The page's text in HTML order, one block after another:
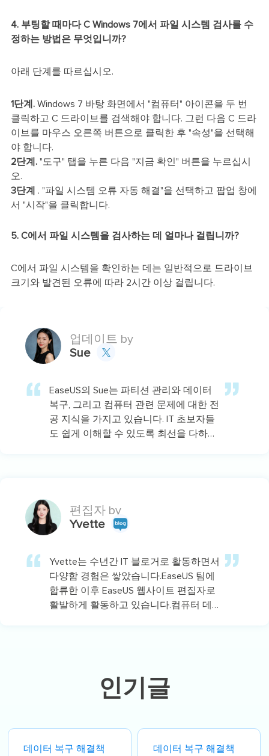
4. 부팅할 때마다 C Windows 7에서 파일 시스템 검사를 수
정하는 방법은 무엇입니까?
아래 단계를 따르십시오.
1단계.Windows 7 바탕 화면에서 "컴퓨터" 아이콘을 두 번
클릭하고 C 드라이브를 검색해야 합니다. 그런 다음 C 드라
이브를 마우스 오른쪽 버튼으로 클릭한 후 "속성"을 선택해
야 합니다.
2단계."도구" 탭을 누른 다음 "지금 확인" 버튼을 누르십시
오.
3단계
. "파일 시스템 오류 자동 해결"을 선택하고 팝업 창에
서 "시작"을 클릭합니다.
5. C에서 파일 시스템을 검사하는 데 얼마나 걸립니까?
C에서 파일 시스템을 확인하는 데는 일반적으로 드라이브
크기와 발견된 오류에 따라 2시간 이상 걸립니다.
업데이트 by
Sue

EaseUS의 Sue는 파티션 관리와 데이터
복구, 그리고 컴퓨터 관련 문제에 대한 전
공 지식을 가지고 있습니다. IT 초보자들
도 쉽게 이해할 수 있도록 최선을 다하고
편집자 by
Yvette
Yvette는 수년간 IT 블로거로 활동하면서
다양함 경험은 쌓았습니다.EaseUS 팀에
합류한 이후 EaseUS 웹사이트 편집자로
활발하게 활동하고 있습니다.컴퓨터 데
인기글
데이터 복구 해결책
데이터 복구 해결책